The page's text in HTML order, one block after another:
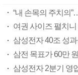
“내 손목의 주치의
여권 사이즈 펼치
삼성전자 40조 성
삼전 목표가 60만
삼성전자 2분기 영